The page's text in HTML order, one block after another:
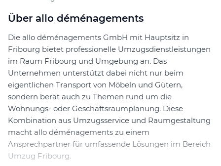
Über allo déménagements
Die allo déménagements GmbH mit Hauptsitz in
Fribourg bietet professionelle Umzugsdienstleistungen
im Raum Fribourg und Umgebung an. Das
Unternehmen unterstützt dabei nicht nur beim
eigentlichen Transport von Möbeln und Gütern,
sondern berät auch zu Themen rund um die
Wohnungs- oder Geschäftsraumplanung. Diese
Kombination aus Umzugsservice und Raumgestaltung
macht allo déménagements zu einem
Ansprechpartner für umfassende Lösungen im Bereich
Umzug Fribourg.